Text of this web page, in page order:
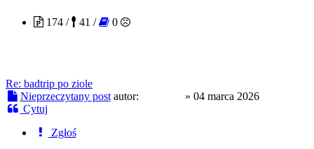
174 /
41 / 0
Re: badtrip po ziole
Nieprzeczytany post autor: » 04 marca 2026
Cytuj
Zgłoś